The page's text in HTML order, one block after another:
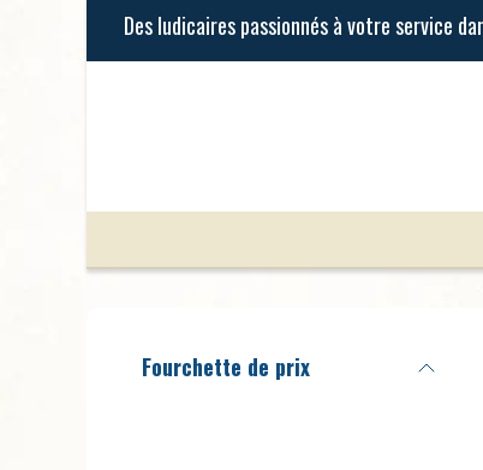
Se rendre au contenu
Fourchette de prix